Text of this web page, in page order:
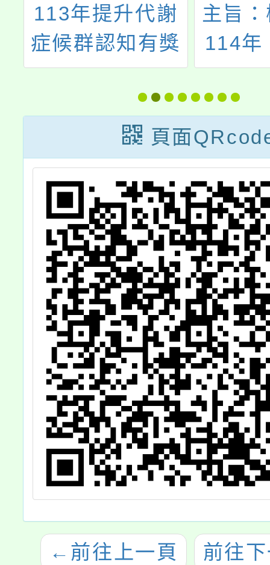
113年提升代謝
症候群認知有獎
徵答活動
主旨
114年
來運
動之
各1份
鼓勵
員踴
頁面
← 前往上一頁 前往